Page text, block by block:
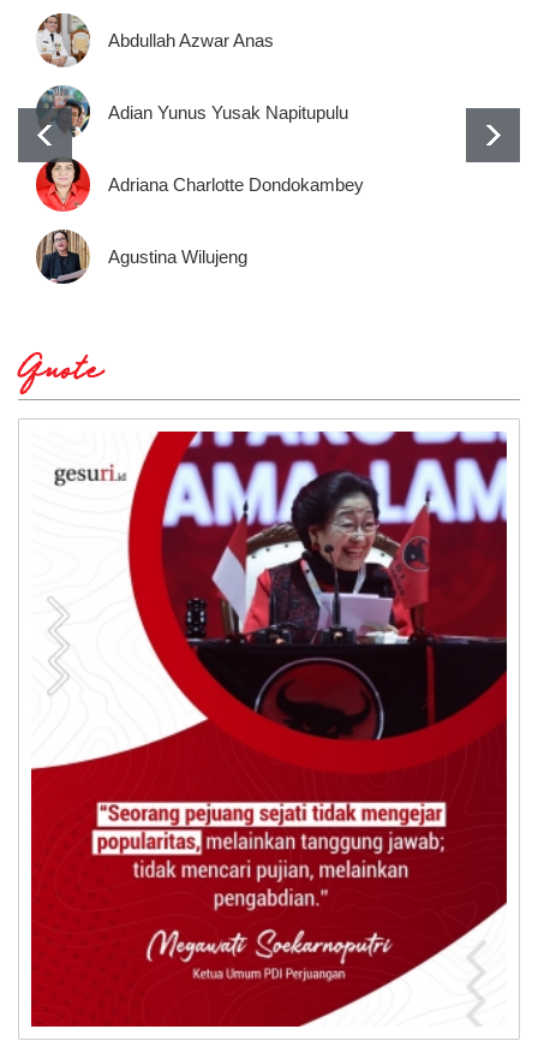
Abdullah Azwar Anas
Adian Yunus Yusak Napitupulu
Adriana Charlotte Dondokambey
Agustina Wilujeng
Quote